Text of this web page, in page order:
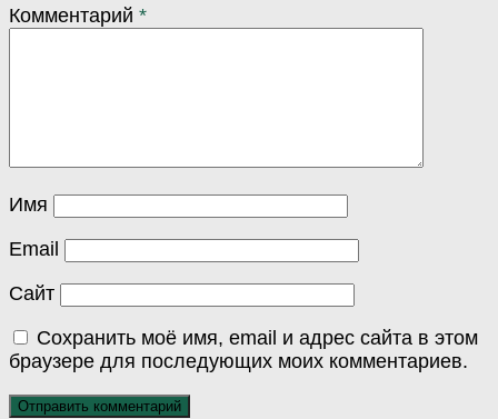
Комментарий *
Имя
Email
Сайт
Сохранить моё имя, email и адрес сайта в этом
браузере для последующих моих комментариев.